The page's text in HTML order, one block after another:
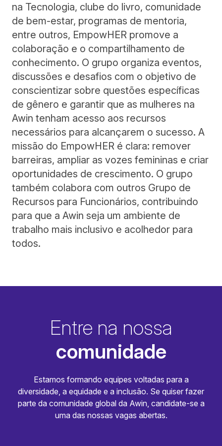
na Tecnologia, clube do livro, comunidade
de bem-estar, programas de mentoria,
entre outros, EmpowHER promove a
colaboração e o compartilhamento de
conhecimento. O grupo organiza eventos,
discussões e desafios com o objetivo de
conscientizar sobre questões específicas
de gênero e garantir que as mulheres na
Awin tenham acesso aos recursos
necessários para alcançarem o sucesso. A
missão do EmpowHER é clara: remover
barreiras, ampliar as vozes femininas e criar
oportunidades de crescimento. O grupo
também colabora com outros Grupo de
Recursos para Funcionários, contribuindo
para que a Awin seja um ambiente de
trabalho mais inclusivo e acolhedor para
todos.
Entre na nossa
comunidade
Estamos formando equipes voltadas para a
diversidade, a equidade e a inclusão. Se quiser fazer
parte da comunidade global da Awin, candidate-se a
uma das nossas vagas abertas.